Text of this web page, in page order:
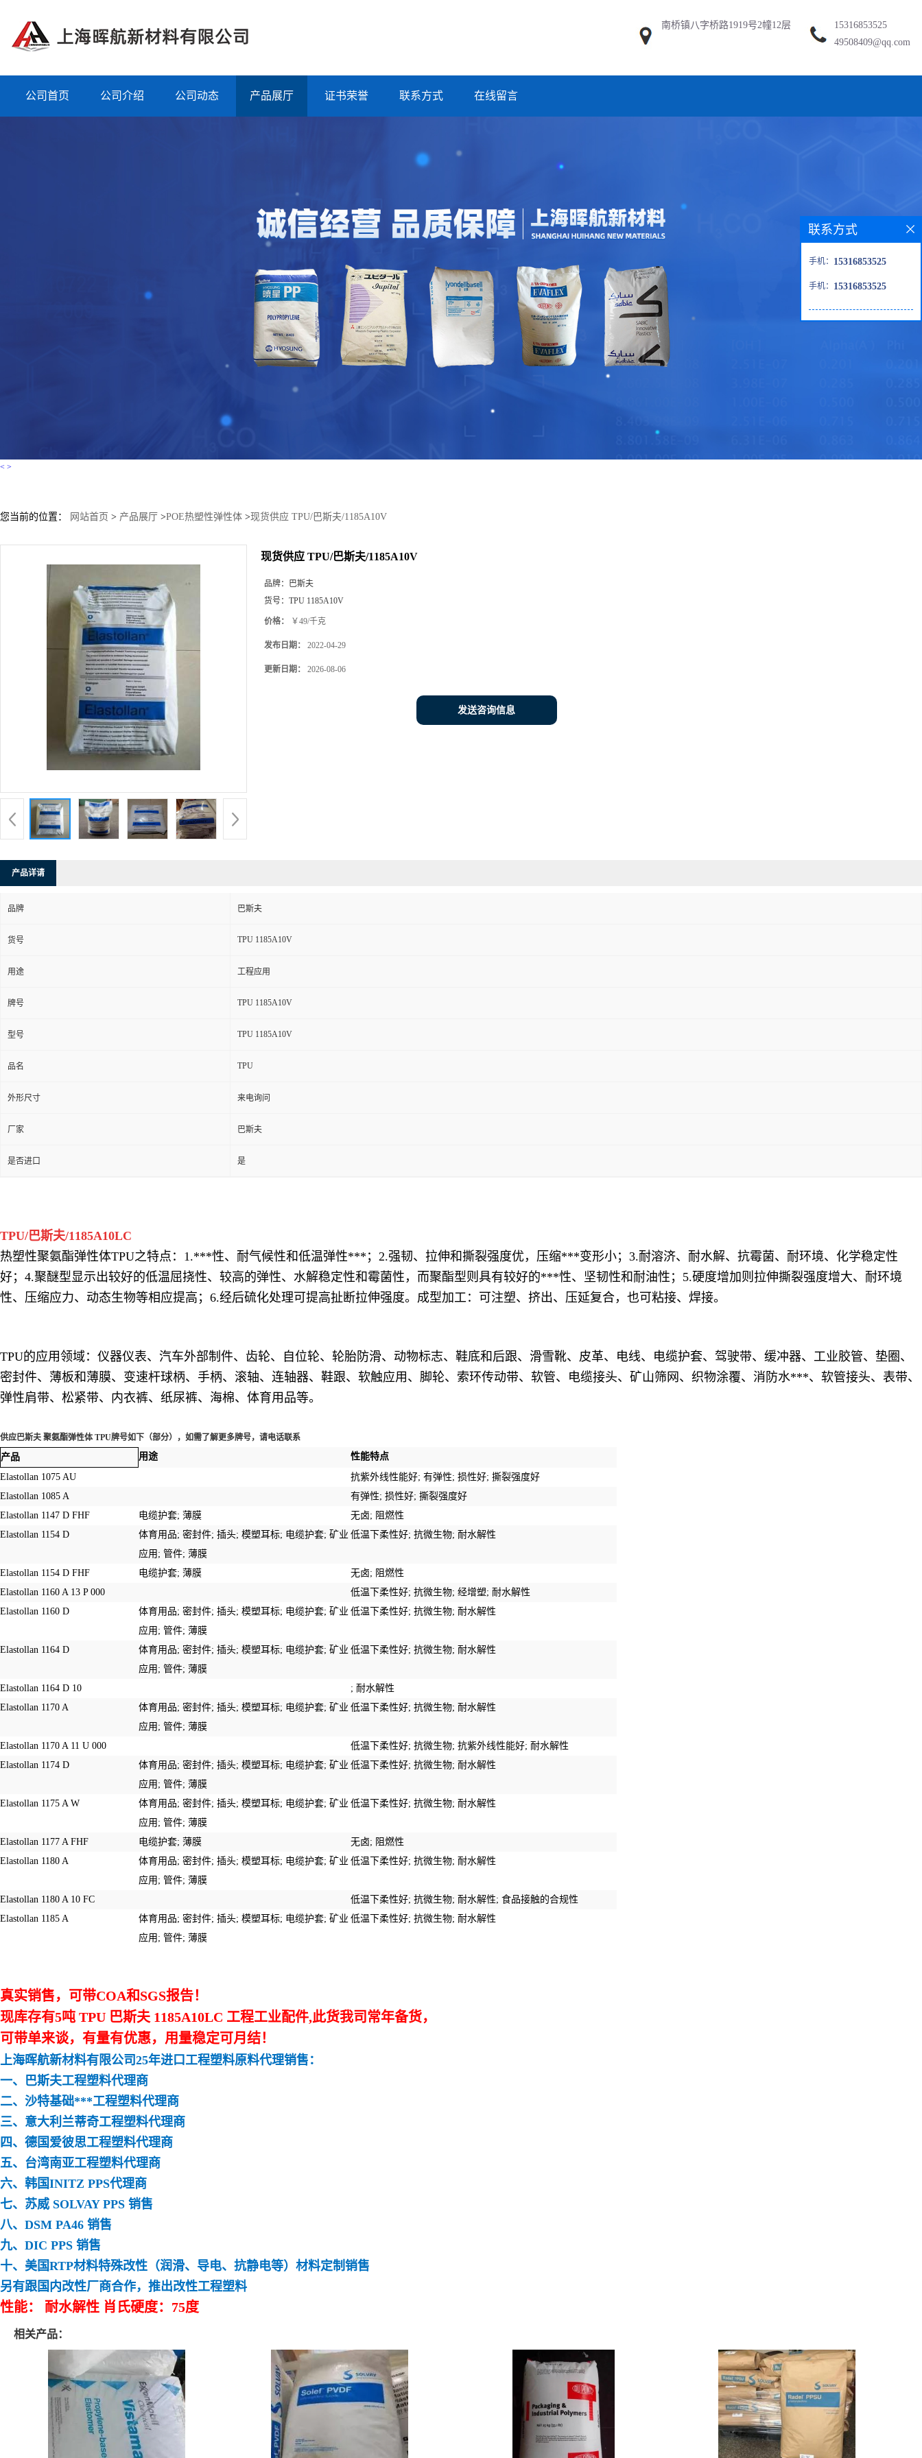
南桥镇八字桥路1919号2幢12层
15316853525
49508409@qq.com
公司首页 公司介绍 公司动态 产品展厅 证书荣誉 联系方式 在线留言
< >
您当前的位置： 网站首页 > 产品展厅 >POE热塑性弹性体 >现货供应 TPU/巴斯夫/1185A10V
现货供应 TPU/巴斯夫/1185A10V
品牌：
巴斯夫
货号： TPU 1185A10V
价格： ￥49/千克
发布日期： 2022-04-29
更新日期： 2026-08-06
发送咨询信息
产品详请
品牌 巴斯夫
货号 TPU 1185A10V
用途 工程应用
牌号 TPU 1185A10V
型号 TPU 1185A10V
品名 TPU
外形尺寸 来电询问
厂家 巴斯夫
是否进口 是
TPU/巴斯夫/1185A10LC
热塑性聚氨酯弹性体TPU之特点：1.***性、耐气候性和低温弹性***；2.强韧、拉伸和撕裂强度优，压缩***变形小；3.耐溶济、耐水解、抗霉菌、耐环境、化学稳定性
好；4.聚醚型显示出较好的低温屈挠性、较高的弹性、水解稳定性和霉菌性，而聚酯型则具有较好的***性、坚韧性和耐油性；5.硬度增加则拉伸撕裂强度增大、耐环境
性、压缩应力、动态生物等相应提高；6.经后硫化处理可提高扯断拉伸强度。成型加工：可注塑、挤出、压延复合，也可粘接、焊接。
TPU的应用领域：仪器仪表、汽车外部制件、齿轮、自位轮、轮胎防滑、动物标志、鞋底和后跟、滑雪靴、皮革、电线、电缆护套、驾驶带、缓冲器、工业胶管、垫圈、
密封件、薄板和薄膜、变速杆球柄、手柄、滚轴、连轴器、鞋跟、软触应用、脚轮、索环传动带、软管、电缆接头、矿山筛网、织物涂覆、消防水***、软管接头、表带、
弹性肩带、松紧带、内衣裤、纸尿裤、海棉、体育用品等。
供应巴斯夫 聚氨酯弹性体 TPU牌号如下（部分），如需了解更多牌号，请电话联系
产品 用途
性能特点
Elastollan 1075 AU
抗紫外线性能好; 有弹性; 损性好; 撕裂强度好
Elastollan 1085 A
有弹性; 损性好; 撕裂强度好
Elastollan 1147 D FHF
电缆护套; 薄膜 无卤; 阻燃性
Elastollan 1154 D
体育用品; 密封件; 插头; 模塑耳标; 电缆护套; 矿业
应用 ; 管件; 薄膜
低温下柔性好; 抗微生物; 耐水解性
Elastollan 1154 D FHF 电缆护套; 薄膜 无卤; 阻燃性
Elastollan 1160 A 13 P 000
低温下柔性好; 抗微生物; 经增塑; 耐水解性
Elastollan 1160 D
体育用品; 密封件; 插头; 模塑耳标; 电缆护套; 矿业
应用 ; 管件; 薄膜
低温下柔性好; 抗微生物; 耐水解性
Elastollan 1164 D 体育用品; 密封件; 插头; 模塑耳标; 电缆护套; 矿业
应用 ; 管件; 薄膜
低温下柔性好; 抗微生物; 耐水解性
Elastollan 1164 D 10 ; 耐水解性
Elastollan 1170 A
体育用品; 密封件; 插头; 模塑耳标; 电缆护套; 矿业
应用 ; 管件; 薄膜
低温下柔性好; 抗微生物; 耐水解性
Elastollan 1170 A 11 U 000 低温下柔性好; 抗微生物; 抗紫外线性能好; 耐水解性
Elastollan 1174 D
体育用品; 密封件; 插头; 模塑耳标; 电缆护套; 矿业
应用 ; 管件; 薄膜
低温下柔性好; 抗微生物; 耐水解性
Elastollan 1175 A W 体育用品; 密封件; 插头; 模塑耳标; 电缆护套; 矿业
应用 ; 管件; 薄膜
低温下柔性好; 抗微生物; 耐水解性
Elastollan 1177 A FHF 电缆护套; 薄膜 无卤; 阻燃性
Elastollan 1180 A
体育用品; 密封件; 插头; 模塑耳标; 电缆护套; 矿业
应用 ; 管件; 薄膜
低温下柔性好; 抗微生物; 耐水解性
Elastollan 1180 A 10 FC 低温下柔性好; 抗微生物; 耐水解性; 食品接触的合规性
Elastollan 1185 A
体育用品; 密封件; 插头; 模塑耳标; 电缆护套; 矿业
应用 ; 管件; 薄膜
低温下柔性好; 抗微生物; 耐水解性
真实销售，可带COA和SGS报告！
现库存有5吨 TPU 巴斯夫 1185A10LC 工程工业配件,此货我司常年备货，
可带单来谈， 有量有优惠，用量稳定可月结！
上海晖航新材料有限公司25年进口工程塑料原料代理销售：
一、 巴斯夫工程塑料代理商
二、沙特基础***工程塑料代理商
三、意大利兰蒂奇工程塑料代理商
四、德国爱彼思工程塑料代理商
五、台湾南亚工程塑料代理商
六、韩国INITZ PPS代理商
七、苏威 SOLVAY PPS 销售
八、DSM PA46 销售
九、DIC PPS 销售
十、美国RTP材料特殊改性（润滑、导电、抗静电等）材料定制销售
另有跟国内改性厂商合作，推出改性工程塑料
性能： 耐水解性 肖氏硬度：75度
相关产品：
联系方式
手机： 15316853525
手机： 15316853525